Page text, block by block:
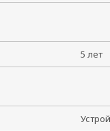
5 лет